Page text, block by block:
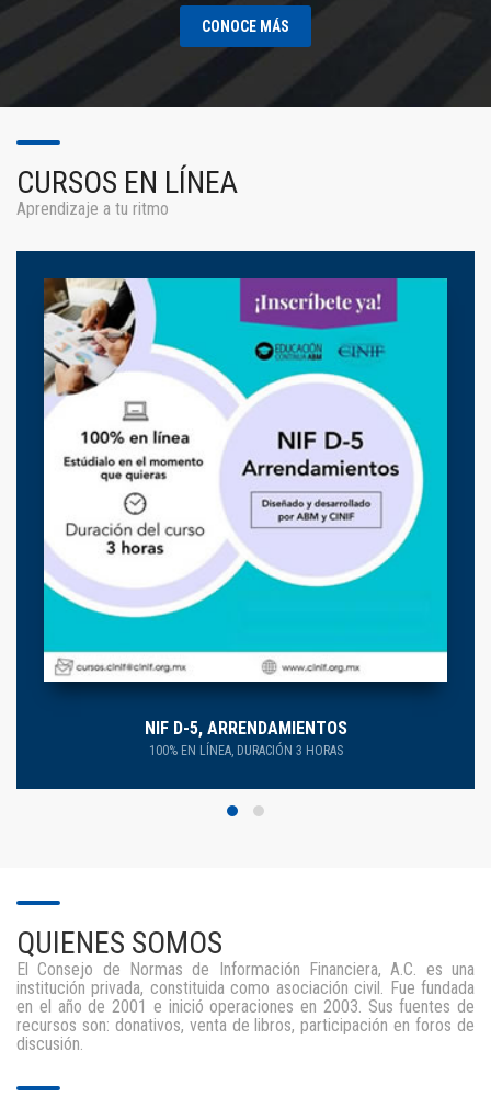
CONOCE MÁS
CURSOS EN LÍNEA
Aprendizaje a tu ritmo
NIF D-5, ARRENDAMIENTOS
100% EN LÍNEA, DURACIÓN 3 HORAS
QUIENES SOMOS
El Consejo de Normas de Información Financiera, A.C. es una
institución privada, constituida como asociación civil. Fue fundada
en el año de 2001 e inició operaciones en 2003. Sus fuentes de
recursos son: donativos, venta de libros, participación en foros de
discusión.